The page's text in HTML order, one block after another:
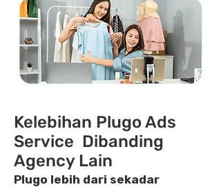
Kelebihan Plugo Ads
Service Dibanding
Agency Lain
Plugo lebih dari sekadar